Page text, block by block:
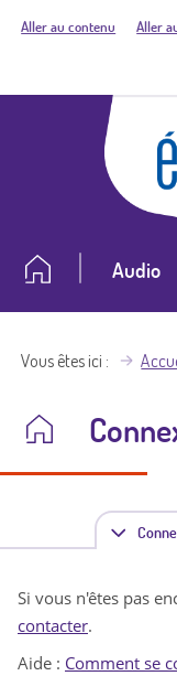
Aller au contenu Aller
Audio
Vous êtes ici
Si vous n'êtes pas
contacter.
Aide : Comment se